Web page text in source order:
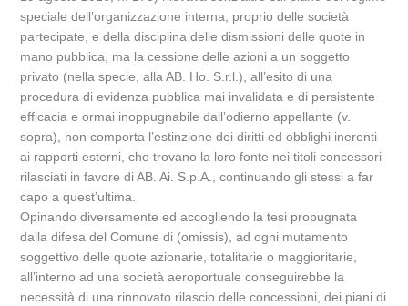
speciale dell’organizzazione interna, proprio delle società
partecipate, e della disciplina delle dismissioni delle quote in
mano pubblica, ma la cessione delle azioni a un soggetto
privato (nella specie, alla AB. Ho. S.r.l.), all’esito di una
procedura di evidenza pubblica mai invalidata e di persistente
efficacia e ormai inoppugnabile dall’odierno appellante (v.
sopra), non comporta l’estinzione dei diritti ed obblighi inerenti
ai rapporti esterni, che trovano la loro fonte nei titoli concessori
rilasciati in favore di AB. Ai. S.p.A., continuando gli stessi a far
capo a quest’ultima.
Opinando diversamente ed accogliendo la tesi propugnata
dalla difesa del Comune di (omissis), ad ogni mutamento
soggettivo delle quote azionarie, totalitarie o maggioritarie,
all’interno ad una società aeroportuale conseguirebbe la
necessità di una rinnovato rilascio delle concessioni, dei piani di